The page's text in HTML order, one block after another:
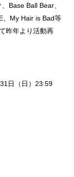
Base Ball Bear、
、My Hair is Bad等
昨年より活動再
日（日）23:59